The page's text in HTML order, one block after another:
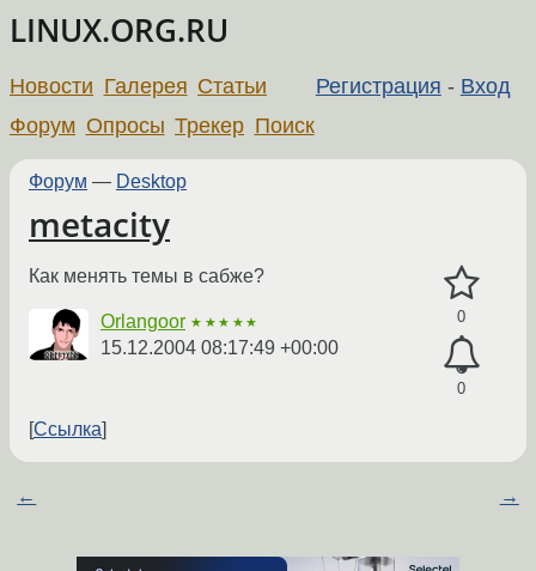
LINUX.ORG.RU
Регистрация - Вход
Новости Галерея Статьи
Форум Опросы Трекер Поиск
Форум — Desktop
metacity
0
0
Как менять темы в сабже?
Orlangoor ★★★★★
15.12.2004 08:17:49 +00:00
Ссылка
← →